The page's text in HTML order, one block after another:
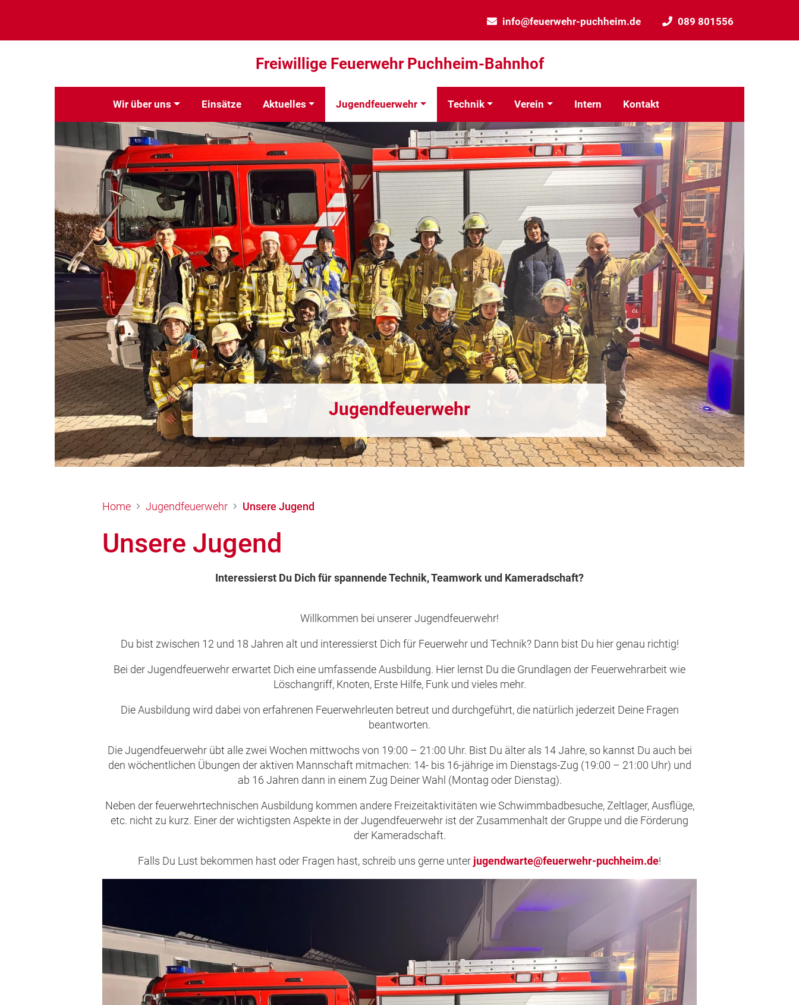
info@feuerwehr-puchheim.de 089 801556
Freiwillige Feuerwehr Puchheim-Bahnhof
Wir über uns Einsätze Aktuelles Jugendfeuerwehr Technik Verein Intern Kontakt
Jugendfeuerwehr
Home Jugendfeuerwehr Unsere Jugend
Unsere Jugend
Interessierst Du Dich für spannende Technik, Teamwork und Kameradschaft?
Willkommen bei unserer Jugendfeuerwehr!
Du bist zwischen 12 und 18 Jahren alt und interessierst Dich für Feuerwehr und Technik? Dann bist Du hier genau richtig!
Bei der Jugendfeuerwehr erwartet Dich eine umfassende Ausbildung. Hier lernst Du die Grundlagen der Feuerwehrarbeit wie
Löschangriff, Knoten, Erste Hilfe, Funk und vieles mehr.
Die Ausbildung wird dabei von erfahrenen Feuerwehrleuten betreut und durchgeführt, die natürlich jederzeit Deine Fragen
beantworten.
Die Jugendfeuerwehr übt alle zwei Wochen mittwochs von 19:00 – 21:00 Uhr. Bist Du älter als 14 Jahre, so kannst Du auch bei
den wöchentlichen Übungen der aktiven Mannschaft mitmachen: 14- bis 16-jährige im Dienstags-Zug (19:00 – 21:00 Uhr) und
ab 16 Jahren dann in einem Zug Deiner Wahl (Montag oder Dienstag).
Neben der feuerwehrtechnischen Ausbildung kommen andere Freizeitaktivitäten wie Schwimmbadbesuche, Zeltlager, Ausflüge,
etc. nicht zu kurz. Einer der wichtigsten Aspekte in der Jugendfeuerwehr ist der Zusammenhalt der Gruppe und die Förderung
der Kameradschaft.
Falls Du Lust bekommen hast oder Fragen hast, schreib uns gerne unter jugendwarte@feuerwehr-puchheim.de!